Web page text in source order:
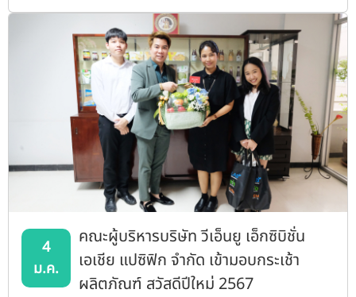
4
ม.ค.
คณะผู้บริหารบริษัท วีเอ็นยู เอ็กซิบิชั่น
เอเชีย แปซิฟิก จำกัด เข้ามอบกระเช้า
ผลิตภัณฑ์ สวัสดีปีใหม่ 2567